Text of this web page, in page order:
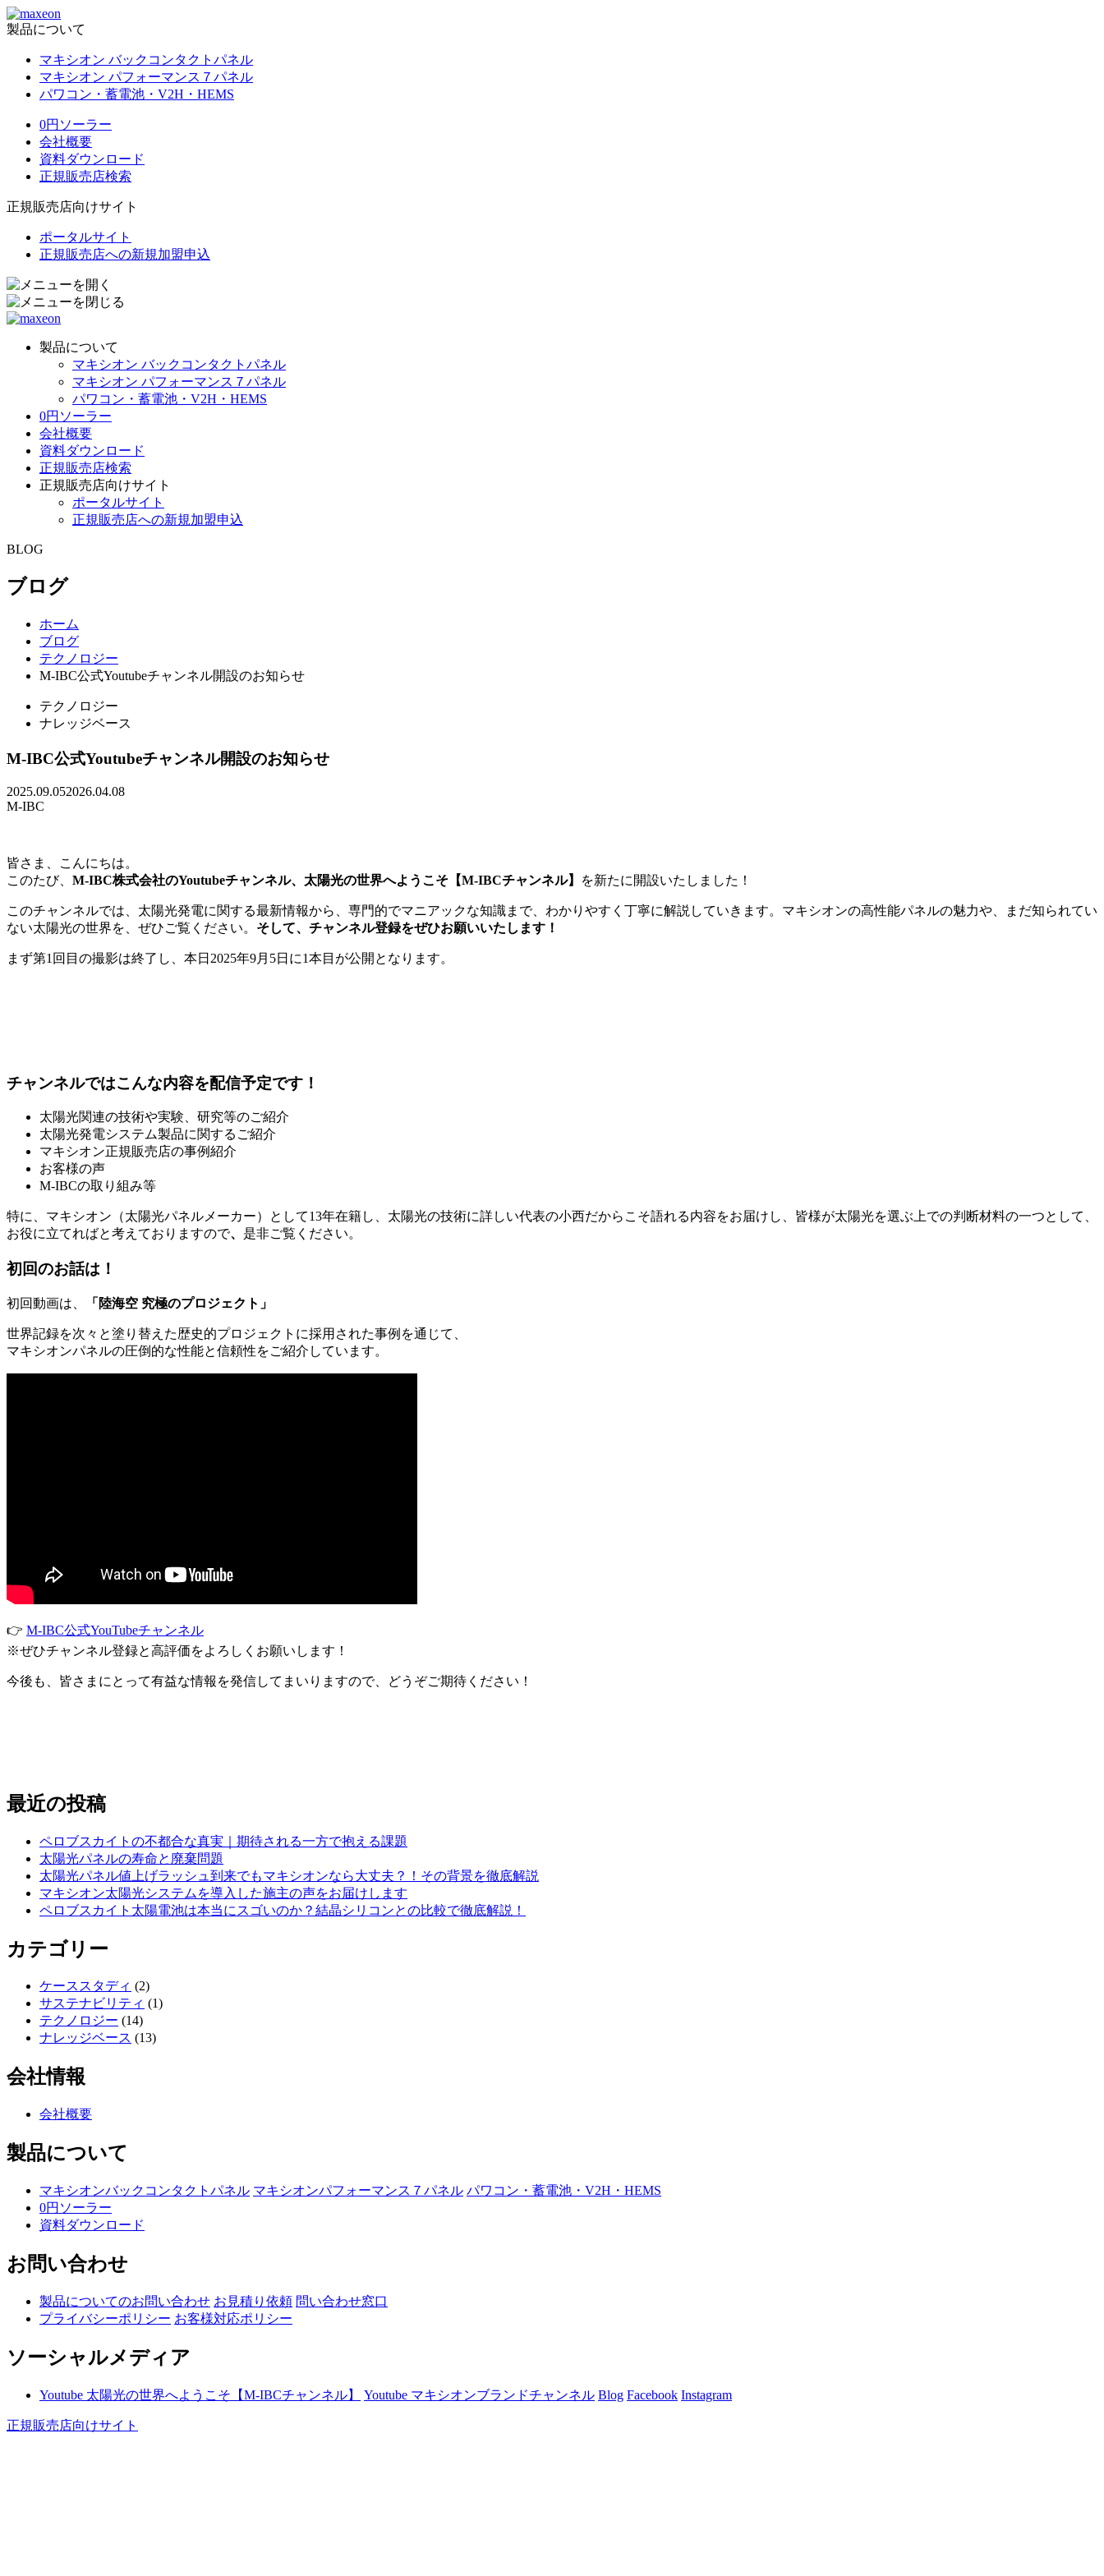
製品について
マキシオン バックコンタクトパネル
マキシオン パフォーマンス７パネル
パワコン・蓄電池・V2H・HEMS
0円ソーラー
会社概要
資料ダウンロード
正規販売店検索
正規販売店向けサイト
ポータルサイト
正規販売店への新規加盟申込
製品について
マキシオン バックコンタクトパネル
マキシオン パフォーマンス７パネル
パワコン・蓄電池・V2H・HEMS
0円ソーラー
会社概要
資料ダウンロード
正規販売店検索
正規販売店向けサイト
ポータルサイト
正規販売店への新規加盟申込
BLOG
ブログ
ホーム
ブログ
テクノロジー
M-IBC公式Youtubeチャンネル開設のお知らせ
テクノロジー
ナレッジベース
M-IBC公式Youtubeチャンネル開設のお知らせ
2025.09.052026.04.08
M-IBC
皆さま、こんにちは。
このたび、 M-IBC株式会社のYoutubeチャンネル、太陽光の世界へようこそ【M-IBCチャンネル】 を新たに開設いたしました！
このチャンネルでは、太陽光発電に関する最新情報から、専門的でマニアックな知識まで、わかりやすく丁寧に解説していきます。マキシオンの高性能パネルの魅力や、まだ知られてい
ない太陽光の世界を、ぜひご覧ください。 そして、チャンネル登録をぜひお願いいたします！
まず第1回目の撮影は終了し、本日2025年9月5日に1本目が公開となります。
チャンネルではこんな内容を配信予定です！
太陽光関連の技術や実験、研究等のご紹介
太陽光発電システム製品に関するご紹介
マキシオン正規販売店の事例紹介
お客様の声
M-IBCの取り組み等
特に、マキシオン（太陽光パネルメーカー）として13年在籍し、太陽光の技術に詳しい代表の小西だからこそ語れる内容をお届けし、皆様が太陽光を選ぶ上での判断材料の一つとして、
お役に立てればと考えておりますので、 是非ご覧ください。
初回のお話は！
初回動画は、 「陸海空 究極のプロジェクト」
世界記録を次々と塗り替えた歴史的プロジェクトに採用された事例を通じて、
マキシオンパネルの圧倒的な性能と信頼性をご紹介しています。
👉 M-IBC公式YouTubeチャンネル
※ぜひチャンネル登録と高評価をよろしくお願いします！
今後も、皆さまにとって有益な情報を発信してまいりますので、どうぞご期待ください！
最近の投稿
ペロブスカイトの不都合な真実｜期待される一方で抱える課題
太陽光パネルの寿命と廃棄問題
太陽光パネル値上げラッシュ到来でもマキシオンなら大丈夫？！その背景を徹底解説
マキシオン太陽光システムを導入した施主の声をお届けします
ペロブスカイト太陽電池は本当にスゴいのか？結晶シリコンとの比較で徹底解説！
カテゴリー
ケーススタディ (2)
サステナビリティ (1)
テクノロジー (14)
ナレッジベース (13)
会社情報
会社概要
製品について
マキシオンバックコンタクトパネル マキシオンパフォーマンス７パネル パワコン・蓄電池・V2H・HEMS
0円ソーラー
資料ダウンロード
お問い合わせ
製品についてのお問い合わせ お見積り依頼 問い合わせ窓口
プライバシーポリシー お客様対応ポリシー
ソーシャルメディア
Youtube 太陽光の世界へようこそ【M-IBCチャンネル】 Youtube マキシオンブランドチャンネル Blog Facebook Instagram
正規販売店向けサイト